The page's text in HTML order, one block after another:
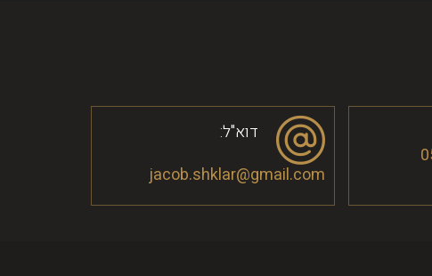
דוא"ל:
jacob.shklar@gmail.com